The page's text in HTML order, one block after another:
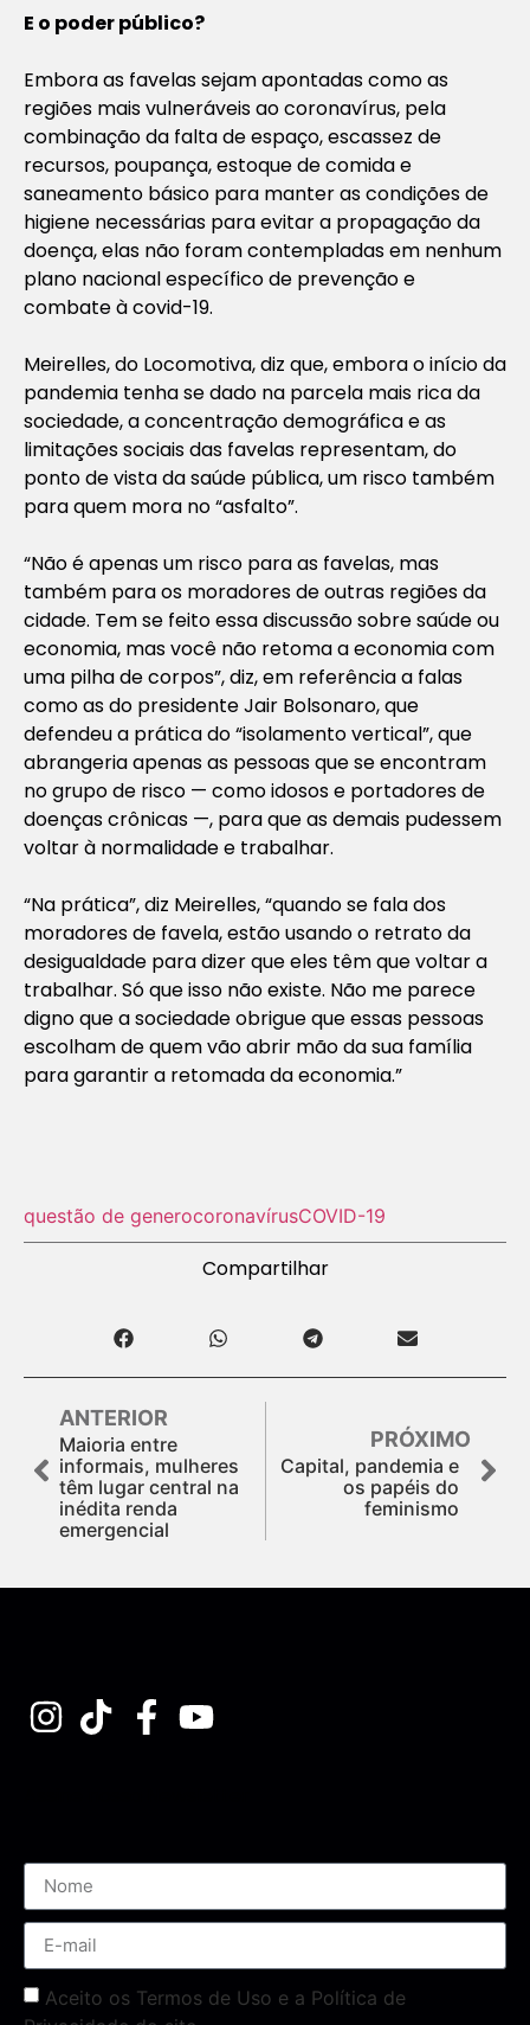
E o poder público?
Embora as favelas sejam apontadas como as
regiões mais vulneráveis ao coronavírus, pela
combinação da falta de espaço, escassez de
recursos, poupança, estoque de comida e
saneamento básico para manter as condições de
higiene necessárias para evitar a propagação da
doença, elas não foram contempladas em nenhum
plano nacional específico de prevenção e
combate à covid-19.
Meirelles, do Locomotiva, diz que, embora o início da
pandemia tenha se dado na parcela mais rica da
sociedade, a concentração demográfica e as
limitações sociais das favelas representam, do
ponto de vista da saúde pública, um risco também
para quem mora no “asfalto”.
“Não é apenas um risco para as favelas, mas
também para os moradores de outras regiões da
cidade. Tem se feito essa discussão sobre saúde ou
economia, mas você não retoma a economia com
uma pilha de corpos”, diz, em referência a falas
como as do presidente Jair Bolsonaro, que
defendeu a prática do “isolamento vertical”, que
abrangeria apenas as pessoas que se encontram
no grupo de risco — como idosos e portadores de
doenças crônicas —, para que as demais pudessem
voltar à normalidade e trabalhar.
“Na prática”, diz Meirelles, “quando se fala dos
moradores de favela, estão usando o retrato da
desigualdade para dizer que eles têm que voltar a
trabalhar. Só que isso não existe. Não me parece
digno que a sociedade obrigue que essas pessoas
escolham de quem vão abrir mão da sua família
para garantir a retomada da economia.”
questão de generocoronavírusCOVID-19
Compartilhar
ANTERIOR
Maioria entre
informais, mulheres
têm lugar central na
inédita renda
emergencial
PRÓXIMO
Capital, pandemia e
os papéis do
feminismo
Aceito os Termos de Uso e a Política de